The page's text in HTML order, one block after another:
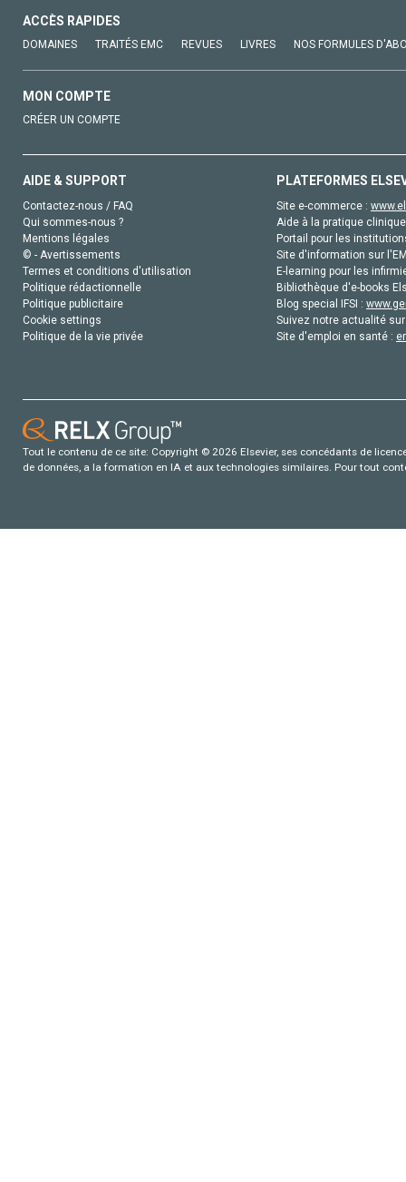
ACCÈS RAPIDES
DOMAINES TRAITÉS EMC REVUES LIVRES NOS FORMULES
MON COMPTE
CRÉER UN COMPTE
AIDE & SUPPORT
Contactez-nous / FAQ
Qui sommes-nous ?
Mentions légales
© - Avertissements
Termes et conditions d'utilisation
Politique rédactionnelle
Politique publicitaire
Cookie settings
Politique de la vie privée
PLATEFORMES
Site e-commerce :
Aide à la pratique
Portail pour les
Site d'information sur
E-learning pour les
Bibliothèque d'e-books
Blog special IFSI :
Suivez notre actualité
Site d'emploi en santé :
Tout le contenu de ce site: Copyright © 2026 Elsevier, ses concédants de
de données, a la formation en IA et aux technologies similaires. Pour tout